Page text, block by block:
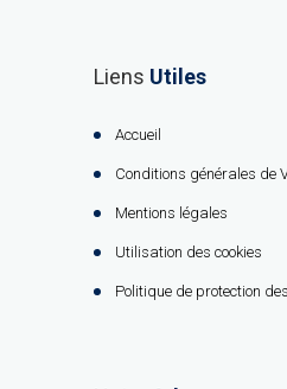
Liens Utiles
Accueil
Conditions générales de
Mentions légales
Utilisation des cookies
Politique de protection